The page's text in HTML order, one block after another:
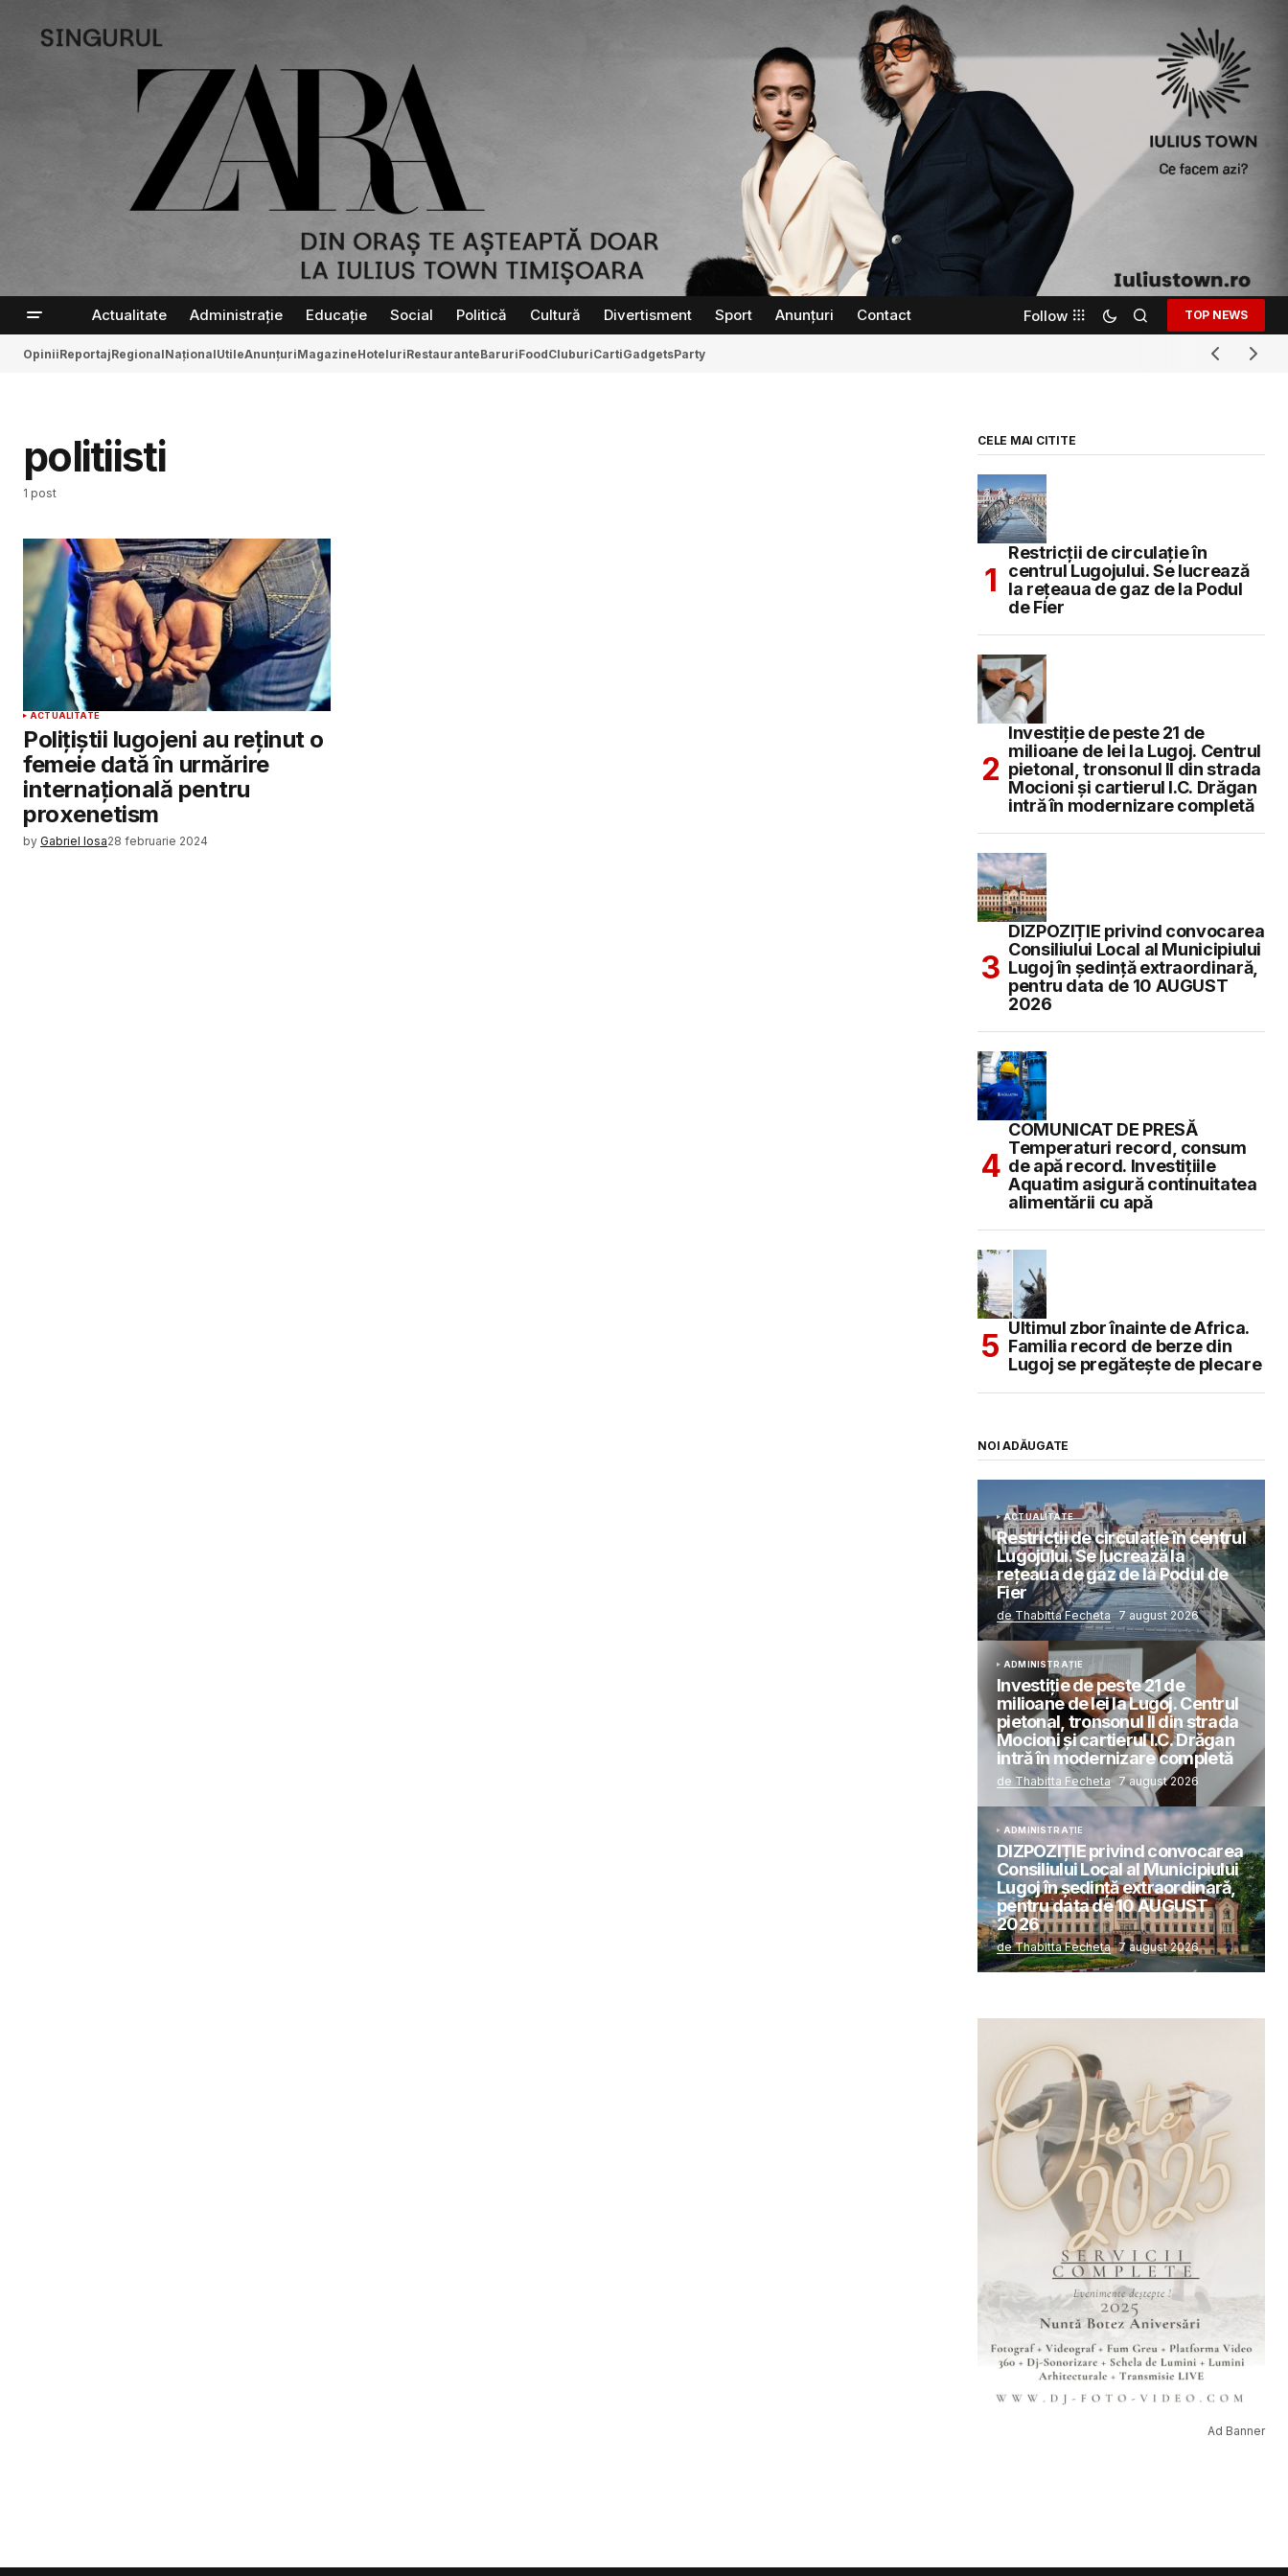
Actualitate Administrație Educație Social Politică Cultură Divertisment Sport Anunțuri Contact Follow TOP NEWS
OpiniiReportajRegionalNaționalUtileAnunțuriMagazineHoteluriRestauranteBaruriFoodCluburiCartiGadgetsParty
politiisti
1 post
ACTUALITATE
Polițiștii lugojeni au reținut o
femeie dată în urmărire
internațională pentru
proxenetism
by Gabriel Iosa28 februarie 2024
CELE MAI CITITE
Restricții de circulație în
centrul Lugojului. Se lucrează
la rețeaua de gaz de la Podul
de Fier
Investiție de peste 21 de
milioane de lei la Lugoj. Centrul
pietonal, tronsonul II din strada
Mocioni și cartierul I.C. Drăgan
intră în modernizare completă
DIZPOZIȚIE privind convocarea
Consiliului Local al Municipiului
Lugoj în şedinţă extraordinară,
pentru data de 10 AUGUST
2026
COMUNICAT DE PRESĂ
Temperaturi record, consum
de apă record. Investițiile
Aquatim asigură continuitatea
alimentării cu apă
Ultimul zbor înainte de Africa.
Familia record de berze din
Lugoj se pregătește de plecare
NOI ADĂUGATE
ACTUALITATE
Restricții de circulație în centrul
Lugojului. Se lucrează la
rețeaua de gaz de la Podul de
Fier
de Thabitta Fecheta 7 august 2026
ADMINISTRAȚIE
Investiție de peste 21 de
milioane de lei la Lugoj. Centrul
pietonal, tronsonul II din strada
Mocioni și cartierul I.C. Drăgan
intră în modernizare completă
de Thabitta Fecheta 7 august 2026
ADMINISTRAȚIE
DIZPOZIȚIE privind convocarea
Consiliului Local al Municipiului
Lugoj în şedinţă extraordinară,
pentru data de 10 AUGUST
2026
de Thabitta Fecheta 7 august 2026
Ad Banner